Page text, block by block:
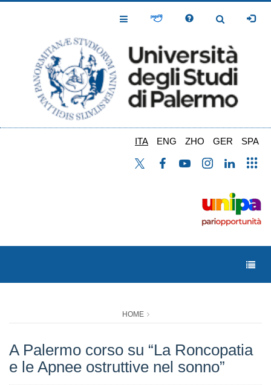
Toggle
Toggle
ITA ENG ZHO GER SPA
HOME
A Palermo corso su “La Roncopatia
e le Apnee ostruttive nel sonno”